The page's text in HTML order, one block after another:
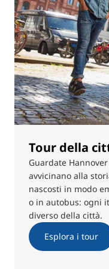
Tour della
Guardate
avvicinano alla
nascosti in modo
o in autobus: ogni
diverso della città.
Esplora i tour